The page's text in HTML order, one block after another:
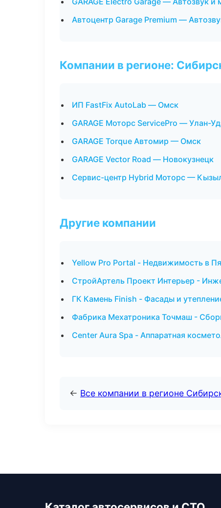
Автоцентр Garage Premium —
Компании в регионе:
ИП FastFix AutoLab — Омск
GARAGE Моторс ServicePro — Улан-
GARAGE Torque Автомир — Омск
GARAGE Vector Road — Новокузнецк
Сервис-центр Hybrid Моторс —
Другие компании
Yellow Pro Portal - Недвижимость в
СтройАртель Проект Интерьер -
ГК Камень Finish - Фасады и
Фабрика Мехатроника Точмаш -
Center Aura Spa - Аппаратная
← Все компании в регионе